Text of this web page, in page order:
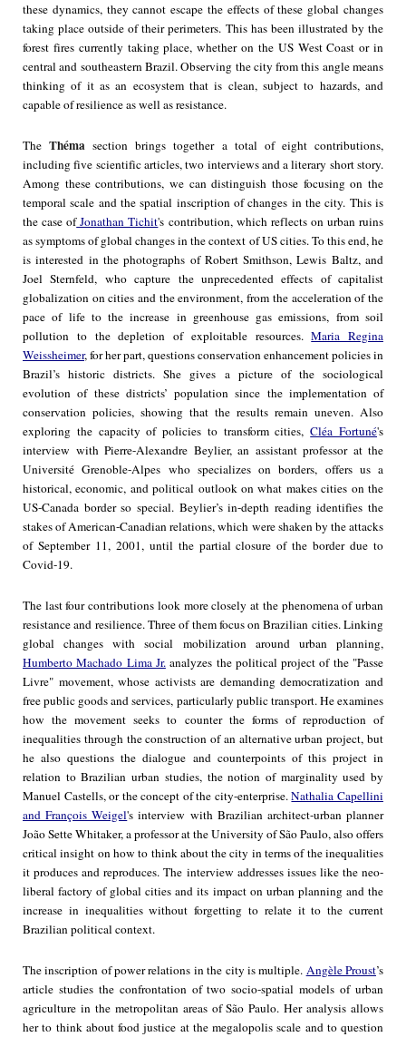
these dynamics, they cannot escape the effects of these global changes
taking place outside of their perimeters. This has been illustrated by the
forest fires currently taking place, whether on the US West Coast or in
central and southeastern Brazil. Observing the city from this angle means
thinking of it as an ecosystem that is clean, subject to hazards, and
capable of resilience as well as resistance.
TheThéma section brings together a total of eight contributions,
including five scientific articles, two interviews and a literary short story.
Among these contributions, we can distinguish those focusing on the
temporal scale and the spatial inscription of changes in the city. This is
the case ofJonathan Tichit's contribution, which reflects on urban ruins
as symptoms of global changes in the context of US cities. To this end, he
is interested in the photographs of Robert Smithson, Lewis Baltz, and
Joel Sternfeld, who capture the unprecedented effects of capitalist
globalization on cities and the environment, from the acceleration of the
pace of life to the increase in greenhouse gas emissions, from soil
pollution to the depletion of exploitable resources.Maria Regina
Weissheimer, for her part, questions conservation enhancement policies in
Brazil’s historic districts. She gives a picture of the sociological
evolution of these districts’ population since the implementation of
conservation policies, showing that the results remain uneven. Also
exploring the capacity of policies to transform cities,Cléa Fortuné's
interview with Pierre-Alexandre Beylier, an assistant professor at the
Université Grenoble-Alpes who specializes on borders, offers us a
historical, economic, and political outlook on what makes cities on the
US-Canada border so special. Beylier’s in-depth reading identifies the
stakes of American-Canadian relations, which were shaken by the attacks
of September 11, 2001, until the partial closure of the border due to
Covid-19.
The last four contributions look more closely at the phenomena of urban
resistance and resilience. Three of them focus on Brazilian cities. Linking
global changes with social mobilization around urban planning,
Humberto Machado Lima Jr.analyzes the political project of the "Passe
Livre" movement, whose activists are demanding democratization and
free public goods and services, particularly public transport. He examines
how the movement seeks to counter the forms of reproduction of
inequalities through the construction of an alternative urban project, but
he also questions the dialogue and counterpoints of this project in
relation to Brazilian urban studies, the notion of marginality used by
Manuel Castells, or the concept of the city-enterprise.Nathalia Capellini
and François Weigel's interview with Brazilian architect-urban planner
João Sette Whitaker, a professor at the University of São Paulo, also offers
critical insight on how to think about the city in terms of the inequalities
it produces and reproduces. The interview addresses issues like the neo-
liberal factory of global cities and its impact on urban planning and the
increase in inequalities without forgetting to relate it to the current
Brazilian political context.
The inscription of power relations in the city is multiple. Angèle Proust’s
article studies the confrontation of two socio-spatial models of urban
agriculture in the metropolitan areas of São Paulo. Her analysis allows
her to think about food justice at the megalopolis scale and to question